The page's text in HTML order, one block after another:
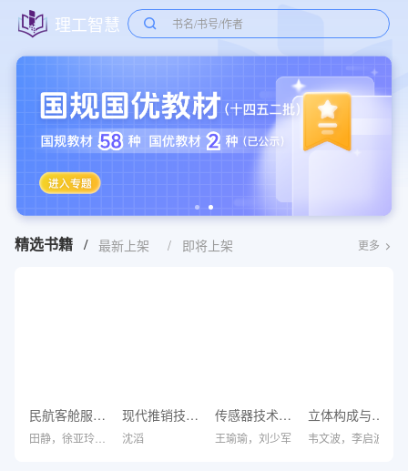
理工智慧 书名/书号/作者
精选书籍 / 最新上架 / 即将上架 更多
民航客舱服务实用英语教程 现代推销技术——原理、技能与实战
沈滔
传感器技术与应用
王瑜瑜，刘少军
立体构成与设计
韦文波，李启波